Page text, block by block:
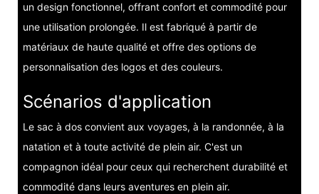
un design fonctionnel, offrant confort et commodité pour
une utilisation prolongée. Il est fabriqué à partir de
matériaux de haute qualité et offre des options de
personnalisation des logos et des couleurs.
Scénarios d'application
Le sac à dos convient aux voyages, à la randonnée, à la
natation et à toute activité de plein air. C'est un
compagnon idéal pour ceux qui recherchent durabilité et
commodité dans leurs aventures en plein air.